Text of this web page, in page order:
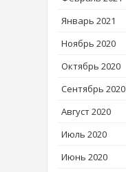
Январь 2021
Ноябрь 2020
Октябрь 2020
Сентябрь 2020
Август 2020
Июль 2020
Июнь 2020